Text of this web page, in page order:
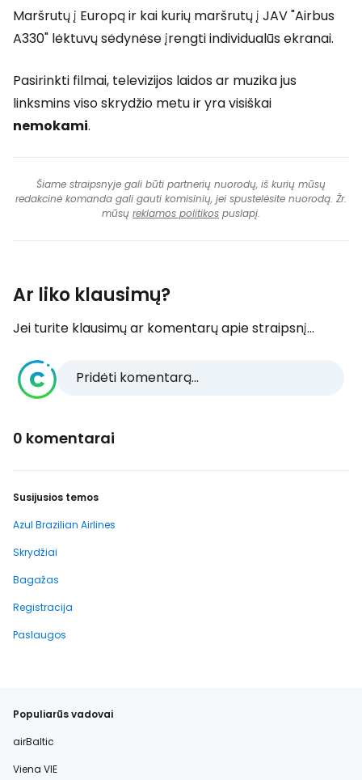
Maršrutų į Europą ir kai kurių maršrutų į JAV "Airbus
A330" lėktuvų sėdynėse įrengti individualūs ekranai.
Pasirinkti filmai, televizijos laidos ar muzika jus
linksmins viso skrydžio metu ir yra visiškai
nemokami.
Šiame straipsnyje gali būti partnerių nuorodų, iš kurių mūsų
redakcinė komanda gali gauti komisinių, jei spustelėsite nuorodą. Žr.
mūsų reklamos politikos puslapį.
Ar liko klausimų?
Jei turite klausimų ar komentarų apie straipsnį...
Pridėti komentarą...
0 komentarai
Susijusios temos
Azul Brazilian Airlines
Skrydžiai
Bagažas
Registracija
Paslaugos
Populiarūs vadovai
airBaltic
Viena VIE